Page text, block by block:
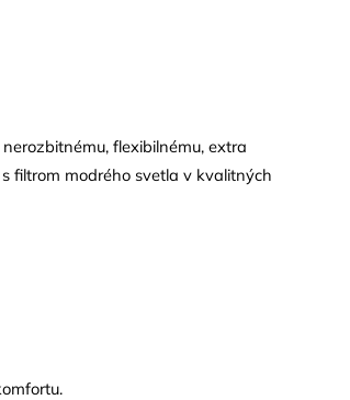
flexibilnému, extra
filtrom modrého svetla v kvalitných